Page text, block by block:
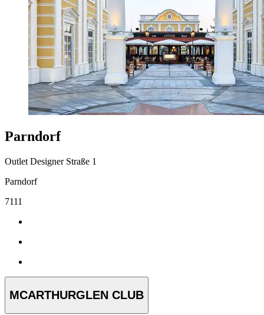
Parndorf
Outlet Designer Straße 1
Parndorf
7111
MCARTHURGLEN CLUB